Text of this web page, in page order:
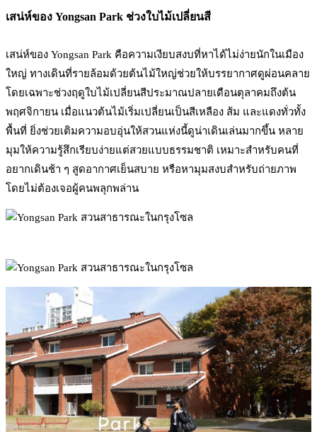
เสน่ห์ของ Yongsan Park ช่วงใบไม้เปลี่ยนสี
เสน่ห์ของ Yongsan Park คือความเงียบสงบที่หาได้ไม่ง่ายนักในเมือง
ใหญ่ ทางเดินที่รายล้อมด้วยต้นไม้ใหญ่ช่วยให้บรรยากาศดูผ่อนคลาย
โดยเฉพาะช่วงฤดูใบไม้เปลี่ยนสีประมาณปลายเดือนตุลาคมถึงต้น
พฤศจิกายน เมื่อแนวต้นไม้เริ่มเปลี่ยนเป็นสีเหลือง ส้ม และแดงทั่วทั้ง
พื้นที่ ยิ่งช่วยเติมความอบอุ่นให้สวนแห่งนี้ดูน่าเดินเล่นมากขึ้น หลาย
มุมให้ความรู้สึกเรียบง่ายแต่สวยแบบธรรมชาติ เหมาะสำหรับคนที่
อยากเดินช้า ๆ สูดอากาศเย็นสบาย หรือหามุมสงบสำหรับถ่ายภาพ
โดยไม่ต้องเจอผู้คนพลุกพล่าน